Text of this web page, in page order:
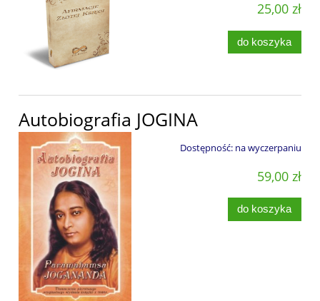
25,00 zł
do koszyka
Autobiografia JOGINA
Dostępność: na wyczerpaniu
59,00 zł
do koszyka